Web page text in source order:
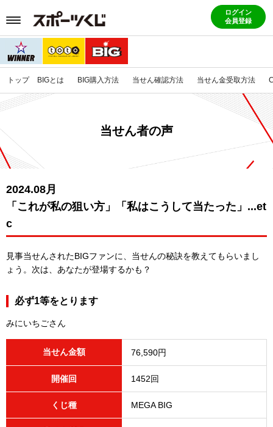
ログイン
会員登録
トップ BIGとは BIG購入方法 当せん確認方法 当せん金受取方法
当せん者の声
2024.08月
「これが私の狙い方」「私はこうして当たった」...et
c
見事当せんされたBIGファンに、当せんの秘訣を教えてもらいまし
ょう。 次は、あなたが登場するかも？
必ず1等をとります
みにいちごさん
当せん金額 76,590円
開催回 1452回
くじ種 MEGA BIG